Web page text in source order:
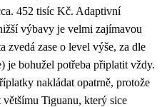
452 tisíc Kč. Adaptivní
výbavy je velmi zajímavou
zvedá zase o level výše, za dle
je bohužel potřeba připlatit vždy.
nakládat opatrně, protože
většímu Tiguanu, který sice